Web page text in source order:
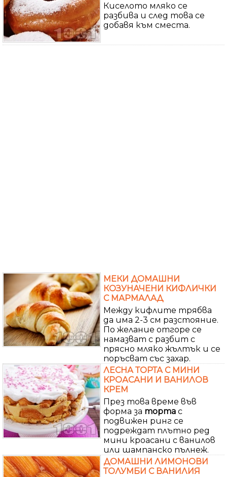
Киселото мляко се
разбива и след това се
добавя към сместа.
МЕКИ ДОМАШНИ
КОЗУНАЧЕНИ КИФЛИЧКИ
С МАРМАЛАД
Между кифлите трябва
да има 2-3 см разстояние.
По желание отгоре се
намазват с разбит с
прясно мляко жълтък и се
поръсват със захар.
ЛЕСНА ТОРТА С МИНИ
КРОАСАНИ И ВАНИЛОВ
КРЕМ
През това време във
форма за торта с
подвижен ринг се
подреждат плътно ред
мини кроасани с ванилов
или шампанско пълнеж.
ДОМАШНИ ЛИМОНОВИ
ТОЛУМБИ С ВАНИЛИЯ